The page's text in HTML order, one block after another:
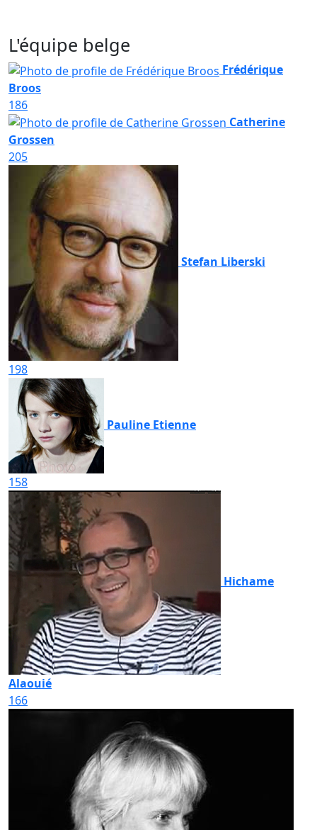
L'équipe belge
Frédérique
Broos
186
Catherine
Grossen
205
Stefan Liberski
198
Pauline Etienne
158
Hichame
Alaouié
166